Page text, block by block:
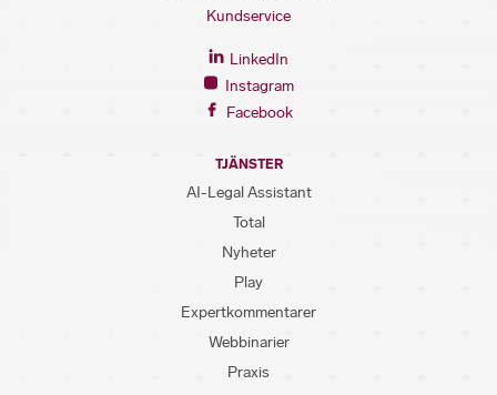
Kundservice
LinkedIn
Instagram
Facebook
TJÄNSTER
AI-Legal Assistant
Total
Nyheter
Play
Expertkommentarer
Webbinarier
Praxis